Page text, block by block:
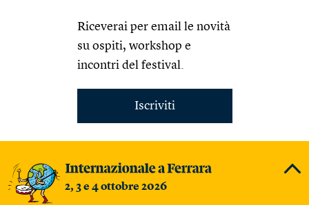
Riceverai per email le novità
su ospiti, workshop e
incontri del festival.
Iscriviti
2, 3 e 4 ottobre 2026